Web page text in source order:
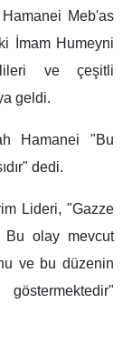
Meb'as
İmam Humeyni
ve çeşitli
geldi.
Hamanei "Bu
dedi.
Lideri, "Gazze
Bu olay mevcut
ve bu düzenin